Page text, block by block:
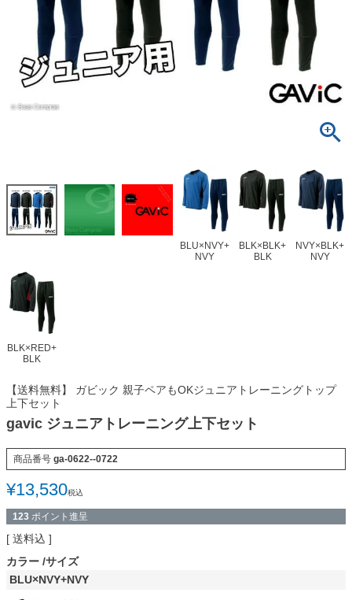
BLU×NVY+
NVY
BLK×BLK+
BLK
NVY×BLK+
NVY
BLK×RED+
BLK
【送料無料】 ガビック 親子ペアもOKジュニアトレーニングトップ
上下セット
gavic ジュニアトレーニング上下セット
商品番号 ga-0622--0722
¥13,530税込
123 ポイント進呈
送料込
カラー サイズ
BLU×NVY+NVY